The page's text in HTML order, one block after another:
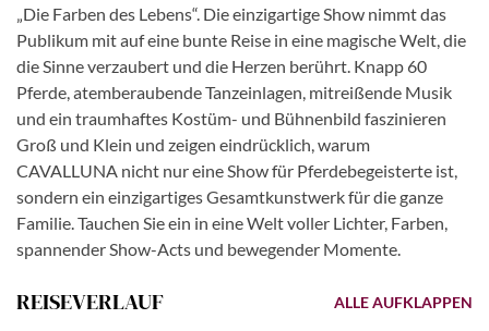
„Die Farben des Lebens“. Die einzigartige Show nimmt das
Publikum mit auf eine bunte Reise in eine magische Welt, die
die Sinne verzaubert und die Herzen berührt. Knapp 60
Pferde, atemberaubende Tanzeinlagen, mitreißende Musik
und ein traumhaftes Kostüm- und Bühnenbild faszinieren
Groß und Klein und zeigen eindrücklich, warum
CAVALLUNA nicht nur eine Show für Pferdebegeisterte ist,
sondern ein einzigartiges Gesamtkunstwerk für die ganze
Familie. Tauchen Sie ein in eine Welt voller Lichter, Farben,
spannender Show-Acts und bewegender Momente.
REISEVERLAUF ALLE AUFKLAPPEN